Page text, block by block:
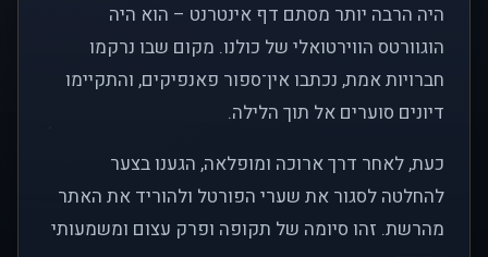
היה הרבה יותר מסתם דף אינטרנט – הוא היה
הוגוורטס הווירטואלי של כולנו. מקום שבו נרקמו
חברויות אמת, נכתבו אין־ספור פאנפיקים, והתקיימו
דיונים סוערים אל תוך הלילה.
כעת, לאחר דרך ארוכה ומופלאה, הגענו בצער
להחלטה לסגור את שערי הפורטל ולהוריד את האתר
מהרשת. זהו סיומה של תקופה ופרק עצום ומשמעותי